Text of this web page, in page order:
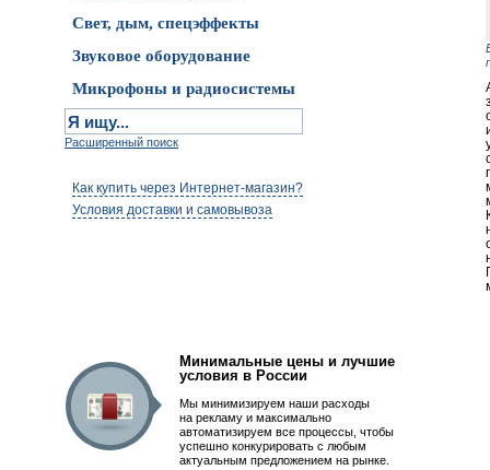
Свет, дым, спецэффекты
Звуковое оборудование
Микрофоны и радиосистемы
Расширенный поиск
Как купить через Интернет-магазин?
Условия доставки и самовывоза
Минимальные цены и лучшие
условия в России
Мы минимизируем наши расходы
на рекламу и максимально
автоматизируем все процессы, чтобы
успешно конкурировать с любым
актуальным предложением на рынке.